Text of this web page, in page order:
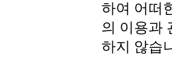
하여 어떠
의 이용과
하지 않습